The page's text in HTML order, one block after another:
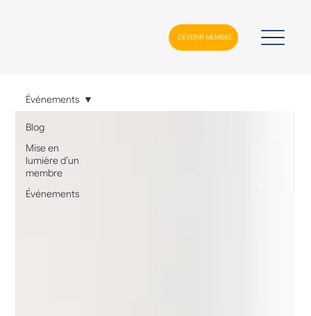
DEVENIR MEMBRE
Blog
Mise en
lumière d’un
membre
Événements
Événements